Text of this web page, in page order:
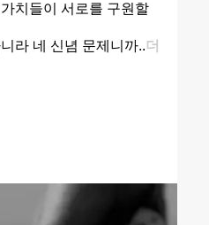
치들이 서로를 구원할
라 네 신념 문제니까..더